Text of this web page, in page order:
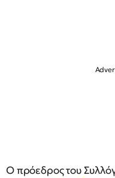
Ο πρόεδρος του